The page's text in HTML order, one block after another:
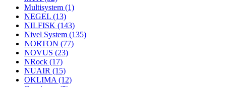
Multisystem (1)
NEGEL (13)
NILFISK (143)
Nivel System (135)
NORTON (77)
NOVUS (23)
NRock (17)
NUAIR (15)
OKLIMA (12)